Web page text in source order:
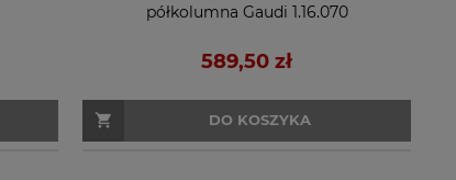
półkolumna Gaudi 1.16.070
589,50 zł
DO KOSZYKA